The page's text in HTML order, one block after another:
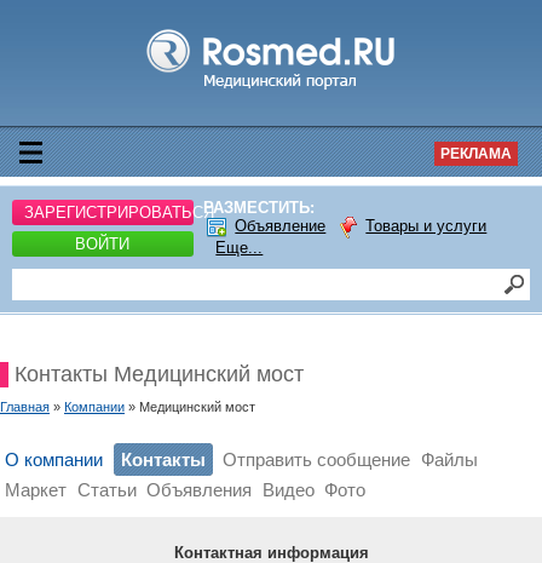
РЕКЛАМА
ЗАРЕГИСТРИРОВАТЬСЯ
ВОЙТИ
РАЗМЕСТИТЬ:
Объявление
Товары и услуги
Еще...
Контакты Медицинский мост
Главная » Компании » Медицинский мост
О компании Контакты Отправить сообщение Файлы
Маркет Статьи Объявления Видео Фото
Контактная информация